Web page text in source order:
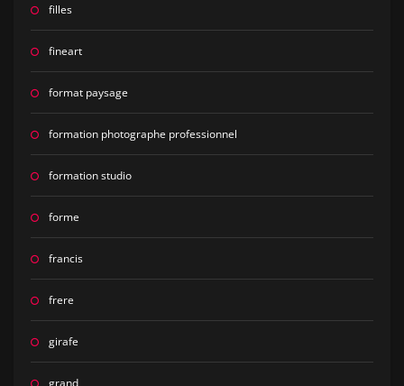
filles
fineart
format paysage
formation photographe professionnel
formation studio
forme
francis
frere
girafe
grand